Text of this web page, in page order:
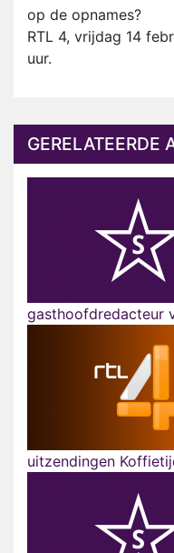
op de opnames?
RTL 4, vrijdag 14
uur.
GERELATEERDE
gasthoofdredacteur
uitzendingen